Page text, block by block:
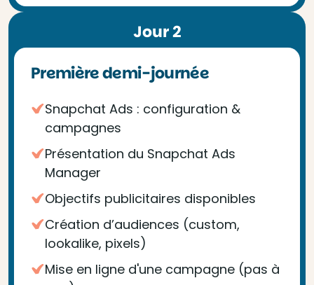
Jour 2
Première demi-journée
Snapchat Ads : configuration &
campagnes
Présentation du Snapchat Ads
Manager
Objectifs publicitaires disponibles
Création d’audiences (custom,
lookalike, pixels)
Mise en ligne d'une campagne (pas à